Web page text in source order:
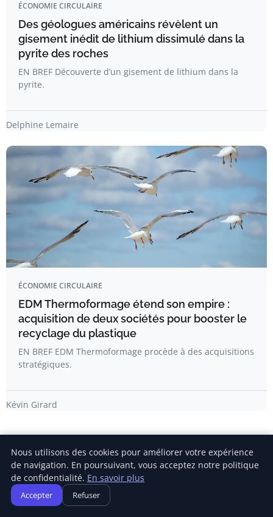
ÉCONOMIE CIRCULAIRE
Des géologues américains révèlent un
gisement inédit de lithium dissimulé dans la
pyrite des roches
EN BREF Découverte d’un gisement de lithium dans la
pyrite.
Delphine Lemaire
ÉCONOMIE CIRCULAIRE
EDM Thermoformage étend son empire :
acquisition de deux sociétés pour booster le
recyclage du plastique
EN BREF EDM Thermoformage procède à des acquisitions
stratégiques.
Kévin Girard
Newsletter
Nous utilisons des cookies pour améliorer votre expérience
de navigation. En poursuivant, vous acceptez notre politique
de confidentialité. En savoir plus
Accepter Refuser